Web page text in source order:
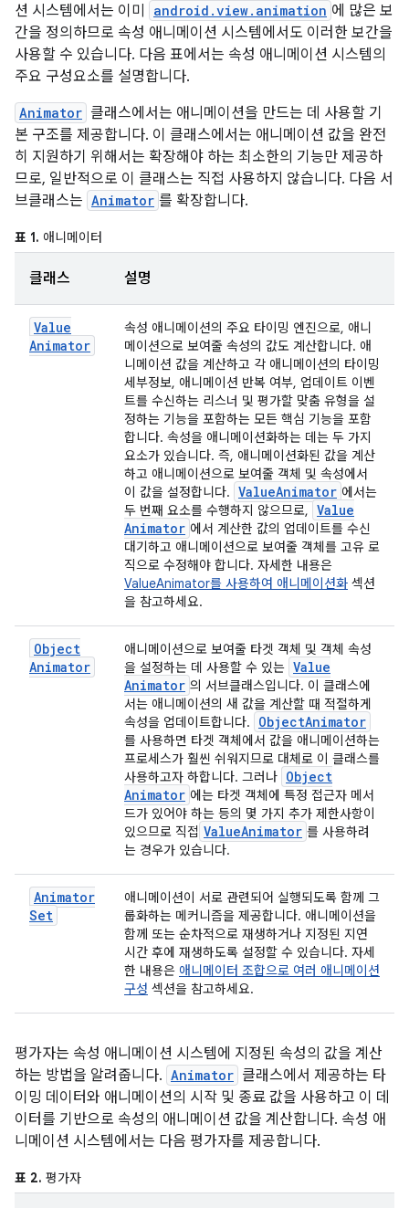
션 시스템에서는 이미
android.view.animation 에 많은 보
간을 정의하므로 속성 애니메이션 시스템에서도 이러한 보간을
사용할 수 있습니다. 다음 표에서는 속성 애니메이션 시스템의
주요 구성요소를 설명합니다.
Animator 클래스에서는 애니메이션을 만드는 데 사용할 기
본 구조를 제공합니다. 이 클래스에서는 애니메이션 값을 완전
히 지원하기 위해서는 확장해야 하는 최소한의 기능만 제공하
므로, 일반적으로 이 클래스는 직접 사용하지 않습니다. 다음 서
브클래스는 Animator 를 확장합니다.
표 1. 애니메이터
클래스 설명
Value
Animator
속성 애니메이션의 주요 타이밍 엔진으로, 애니
메이션으로 보여줄 속성의 값도 계산합니다. 애
니메이션 값을 계산하고 각 애니메이션의 타이밍
세부정보, 애니메이션 반복 여부, 업데이트 이벤
트를 수신하는 리스너 및 평가할 맞춤 유형을 설
정하는 기능을 포함하는 모든 핵심 기능을 포함
합니다. 속성을 애니메이션화하는 데는 두 가지
요소가 있습니다. 즉, 애니메이션화된 값을 계산
하고 애니메이션으로 보여줄 객체 및 속성에서
이 값을 설정합니다. ValueAnimator 에서는
두 번째 요소를 수행하지 않으므로, Value
Animator 에서 계산한 값의 업데이트를 수신
대기하고 애니메이션으로 보여줄 객체를 고유 로
직으로 수정해야 합니다. 자세한 내용은
ValueAnimator를 사용하여 애니메이션화 섹션
을 참고하세요.
Object
Animator
애니메이션으로 보여줄 타겟 객체 및 객체 속성
을 설정하는 데 사용할 수 있는 Value
Animator 의 서브클래스입니다. 이 클래스에
서는 애니메이션의 새 값을 계산할 때 적절하게
속성을 업데이트합니다.
ObjectAnimator
를 사용하면 타겟 객체에서 값을 애니메이션하는
프로세스가 훨씬 쉬워지므로 대체로 이 클래스를
사용하고자 하합니다. 그러나 Object
Animator 에는 타겟 객체에 특정 접근자 메서
드가 있어야 하는 등의 몇 가지 추가 제한사항이
있으므로 직접 ValueAnimator 를 사용하려
는 경우가 있습니다.
Animator
Set
애니메이션이 서로 관련되어 실행되도록 함께 그
룹화하는 메커니즘을 제공합니다. 애니메이션을
함께 또는 순차적으로 재생하거나 지정된 지연
시간 후에 재생하도록 설정할 수 있습니다. 자세
한 내용은 애니메이터 조합으로 여러 애니메이션
구성 섹션을 참고하세요.
평가자는 속성 애니메이션 시스템에 지정된 속성의 값을 계산
하는 방법을 알려줍니다. Animator 클래스에서 제공하는 타
이밍 데이터와 애니메이션의 시작 및 종료 값을 사용하고 이 데
이터를 기반으로 속성의 애니메이션 값을 계산합니다. 속성 애
니메이션 시스템에서는 다음 평가자를 제공합니다.
표 2. 평가자